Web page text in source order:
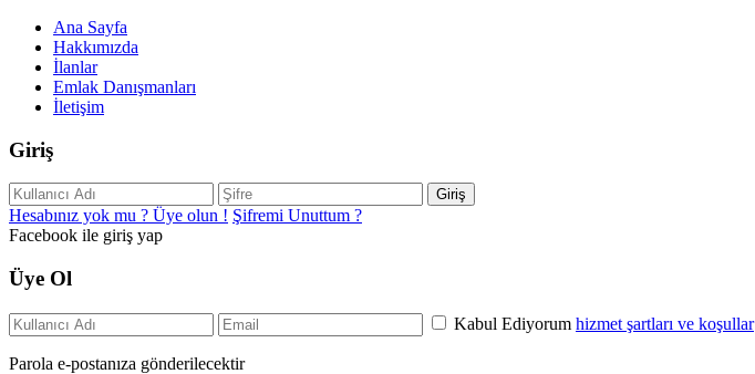
Ana Sayfa
Hakkımızda
İlanlar
Emlak Danışmanları
İletişim
Giriş
Giriş
Hesabınız yok mu ? Üye olun ! Şifremi Unuttum ?
Facebook ile giriş yap
Üye Ol
Kabul Ediyorum hizmet şartları ve koşullar
Parola e-postanıza gönderilecektir